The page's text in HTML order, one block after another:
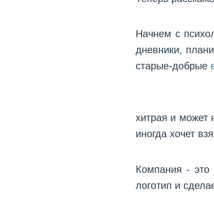
Начнем с
дневники,
старые-добрые
хитрая и может
иногда хочет
Компания - это
логотип и